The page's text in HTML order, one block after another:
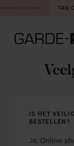
TAG
IS HET
BESTELLEN?
Ja. Online